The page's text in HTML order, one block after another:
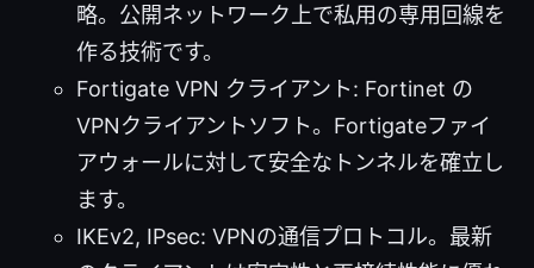
略。公開ネットワーク上で私用の専用回線を
作る技術です。
Fortigate VPN クライアント: Fortinet の
VPNクライアントソフト。Fortigateファイ
アウォールに対して安全なトンネルを確立し
ます。
IKEv2, IPsec: VPNの通信プロトコル。最新